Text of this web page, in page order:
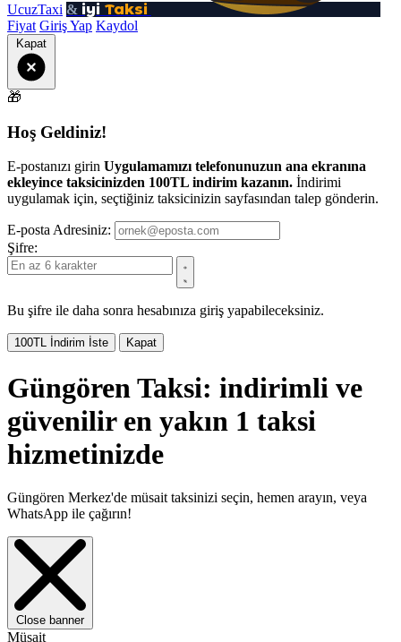
UcuzTaxi & iyi Taksi
Fiyat Giriş Yap Kaydol
Kapat
🎁
Hoş Geldiniz!
E-postanızı girin Uygulamamızı telefonunuzun ana ekranına
ekleyince taksicinizden 100TL indirim kazanın. İndirimi
uygulamak için, seçtiğiniz taksicinizin sayfasından talep gönderin.
E-posta Adresiniz:
Şifre:
Bu şifre ile daha sonra hesabınıza giriş yapabileceksiniz.
100TL İndirim İste Kapat
Güngören Taksi: indirimli ve
güvenilir en yakın 1 taksi
hizmetinizde
Güngören Merkez'de müsait taksinizi seçin, hemen arayın, veya
WhatsApp ile çağırın!
Close banner
Müsait